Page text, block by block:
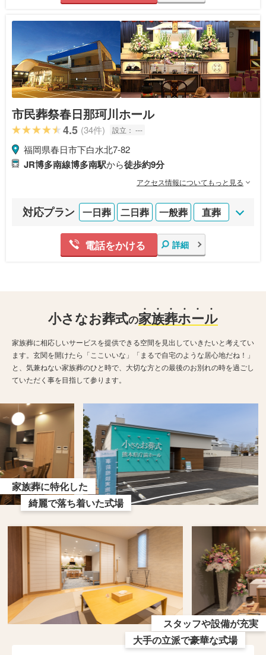
市民葬祭春日那珂川ホール
4.5 (34件) 設立： ---
福岡県春日市下白水北7-82
JR博多南線博多南駅から徒歩約9分
アクセス情報についてもっと見る
対応プラン 一日葬 二日葬 一般葬 直葬
電話をかける 詳細
小さなお葬式の家族葬ホール
家族葬に相応しいサービスを提供できる空間を見出していきたいと考えてい
ます。玄関を開けたら「ここいいな」「まるで自宅のような居心地だね！」
と、気兼ねない家族葬のひと時で、大切な方との最後のお別れの時を過ごし
ていただく事を目指して参ります。
家族葬に特化した
綺麗で落ち着いた式場
スタッフや設備が充実
大手の立派で豪華な式場